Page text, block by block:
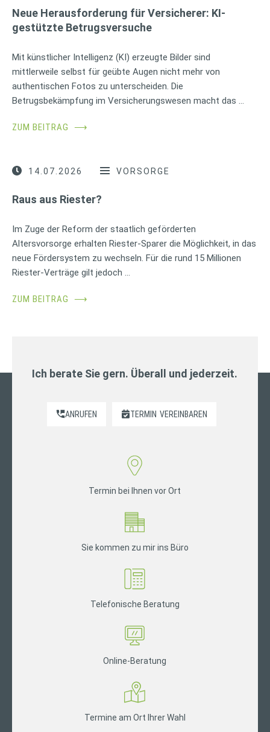
Neue Herausforderung für Versicherer: KI-
gestützte Betrugsversuche
Mit künstlicher Intelligenz (KI) erzeugte Bilder sind
mittlerweile selbst für geübte Augen nicht mehr von
authentischen Fotos zu unterscheiden. Die
Betrugsbekämpfung im Versicherungswesen macht das …
ZUM BEITRAG ⟶
14.07.2026 VORSORGE
Raus aus Riester?
Im Zuge der Reform der staatlich geförderten
Altersvorsorge erhalten Riester-Sparer die Möglichkeit, in das
neue Fördersystem zu wechseln. Für die rund 15 Millionen
Riester-Verträge gilt jedoch …
ZUM BEITRAG ⟶
Ich berate Sie gern. Überall und jederzeit.
ANRUFEN TERMIN VEREINBAREN
Termin bei Ihnen vor Ort
Sie kommen zu mir ins Büro
Telefonische Beratung
Online-Beratung
Termine am Ort Ihrer Wahl